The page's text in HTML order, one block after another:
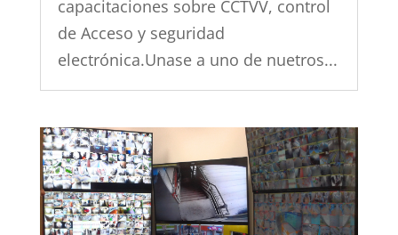
capacitaciones sobre CCTVV, control
de Acceso y seguridad
electrónica.Unase a uno de nuetros...